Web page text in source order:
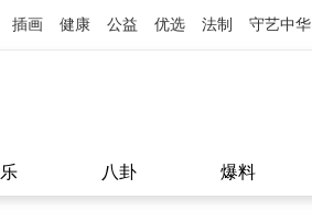
插画 健康 公益 优选 法制 守艺中华
八卦 爆料